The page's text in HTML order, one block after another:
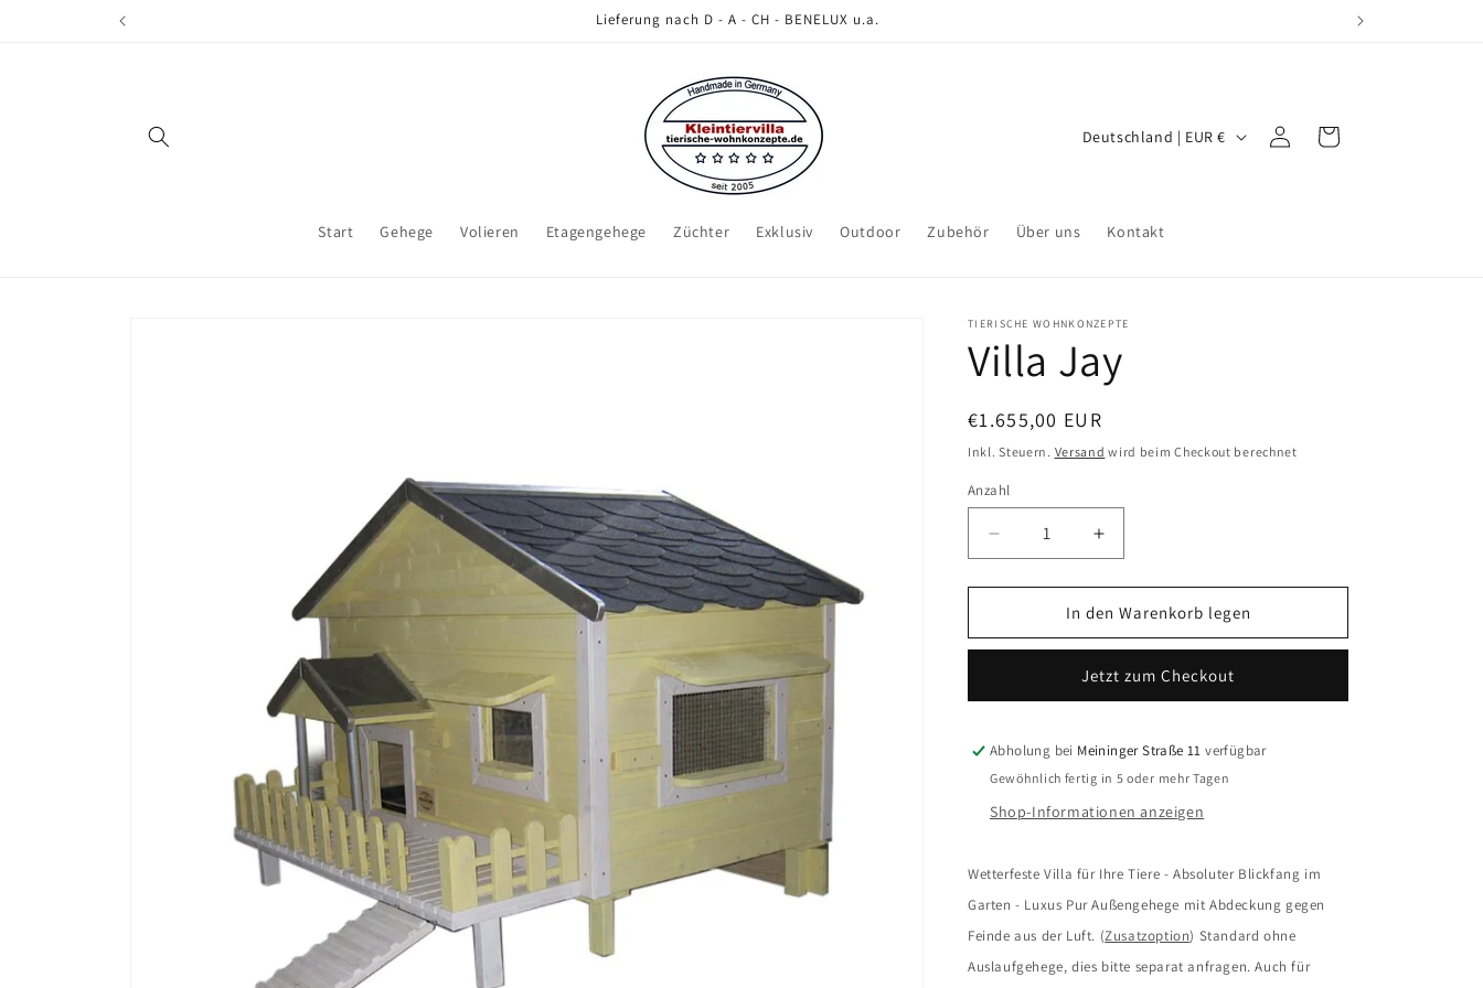
Lieferung nach D - A - CH - BENELUX u.a.
Start Gehege Volieren Etagengehege Züchter Exklusiv Outdoor Zubehör Über uns Kontakt
d
e
g
i
o
Deutschland | EUR € EinloggenWarenkorb
TIERISCHE WOHNKONZEPTE
Villa Jay
Normaler
Preis
€1.655,00 EUR
Inkl. Steuern. Versand wird beim Checkout berechnet
Anzahl
Verringere
die
Menge
Villa
Erhöhe
die
Menge
für
Villa
In den Warenkorb legen
Jetzt zum Checkout
Abholung bei Meininger Straße 11 verfügbar
Gewöhnlich fertig in 5 oder mehr Tagen
Shop-Informationen anzeigen
Wetterfeste Villa für Ihre Tiere - Absoluter Blickfang im
Garten - Luxus Pur Außengehege mit Abdeckung gegen
Feinde aus der Luft. (Zusatzoption) Standard ohne
Auslaufgehege, dies bitte separat anfragen. Auch für